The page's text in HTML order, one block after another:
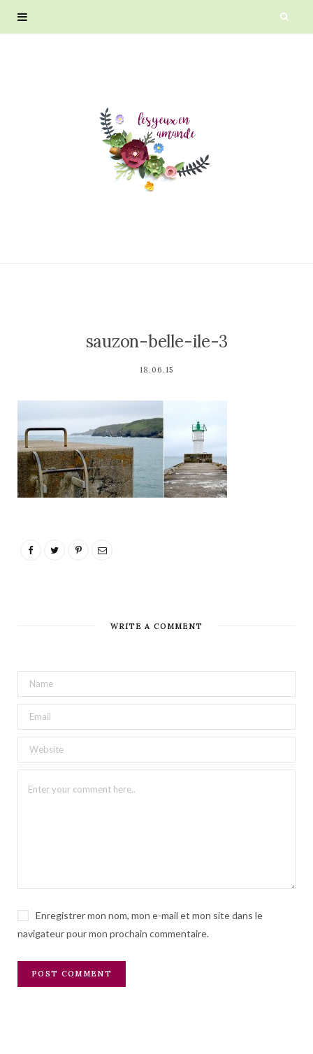
sauzon-belle-ile-3
18.06.15
WRITE A COMMENT
Enregistrer mon nom, mon e-mail et mon site dans le
navigateur pour mon prochain commentaire.